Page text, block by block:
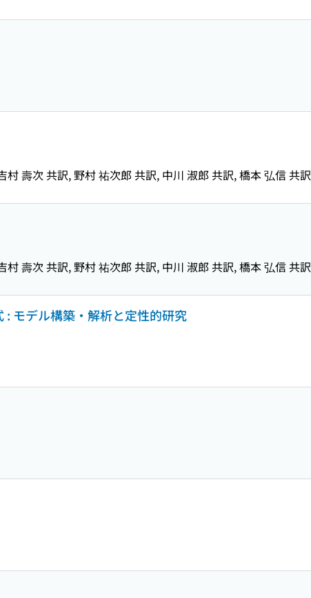
壽次 共訳, 野村 祐次郎 共訳, 中川 淑郎 共訳, 橋本 弘信 共訳
壽次 共訳, 野村 祐次郎 共訳, 中川 淑郎 共訳, 橋本 弘信 共訳
: モデル構築・解析と定性的研究